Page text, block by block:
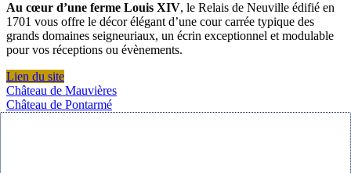
Au cœur d’une ferme Louis XIV, le Relais de Neuville édifié en
1701 vous offre le décor élégant d’une cour carrée typique des
grands domaines seigneuriaux, un écrin exceptionnel et modulable
pour vos réceptions ou évènements.
Lien du site
Château de Mauvières
Château de Pontarmé